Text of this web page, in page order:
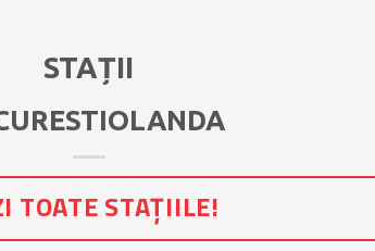
STAȚII
TOATE STAȚIILE!